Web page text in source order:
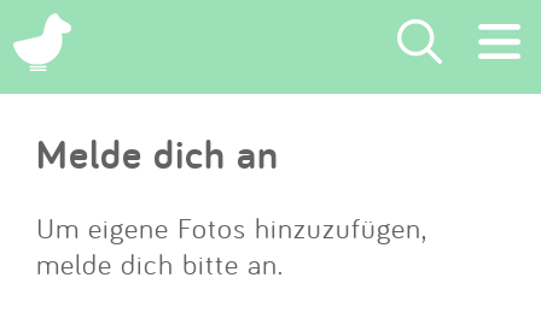
×
Suchen
Eintragen
App
Melde dich an
Um eigene Fotos hinzuzufügen,
melde dich bitte an.